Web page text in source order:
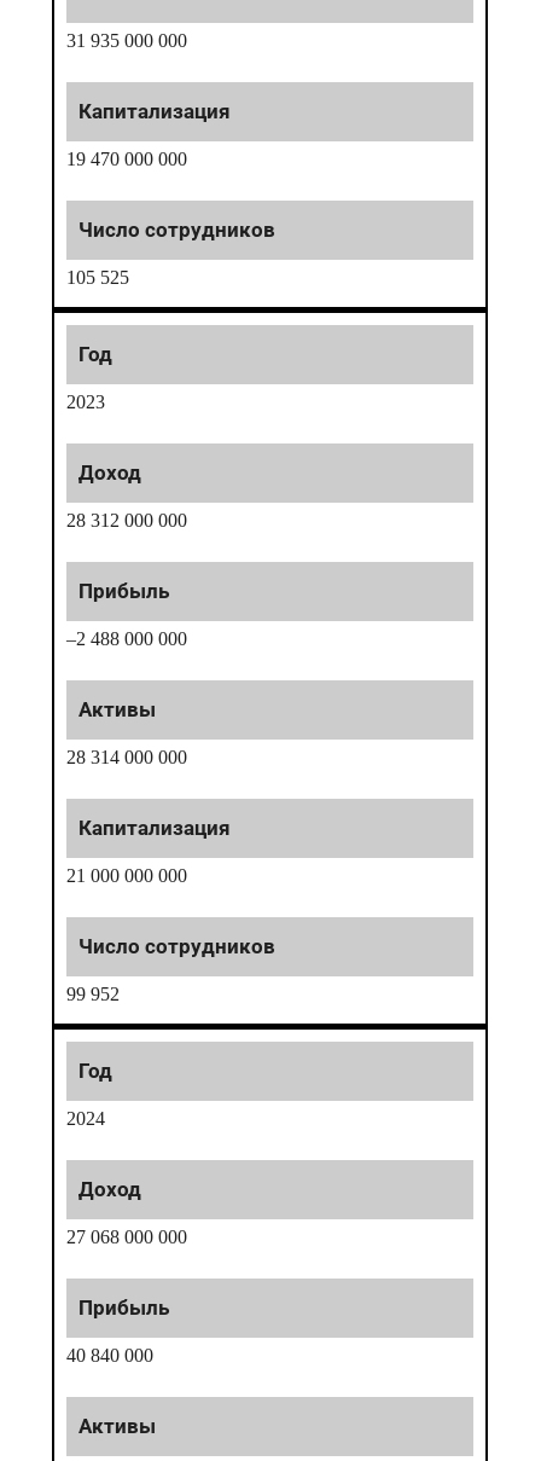
31 935 000 000
19 470 000 000
105 525
2023
28 312 000 000
–2 488 000 000
28 314 000 000
21 000 000 000
99 952
2024
27 068 000 000
40 840 000